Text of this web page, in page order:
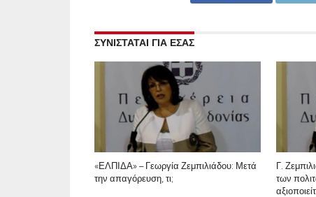
ΣΥΝΙΣΤΑΤΑΙ ΓΙΑ ΕΣΑΣ
«ΕΛΠΙΔΑ» – Γεωργία Ζεμπιλιάδου: Μετά
την απαγόρευση, τι;
Γ.
των